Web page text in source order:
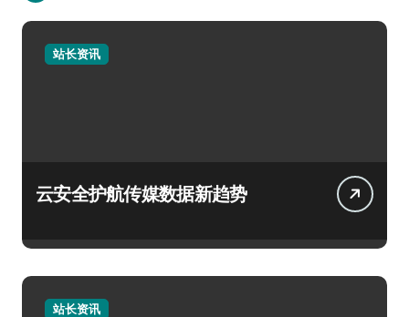
站长资讯
云安全护航传媒数据新趋势
站长资讯